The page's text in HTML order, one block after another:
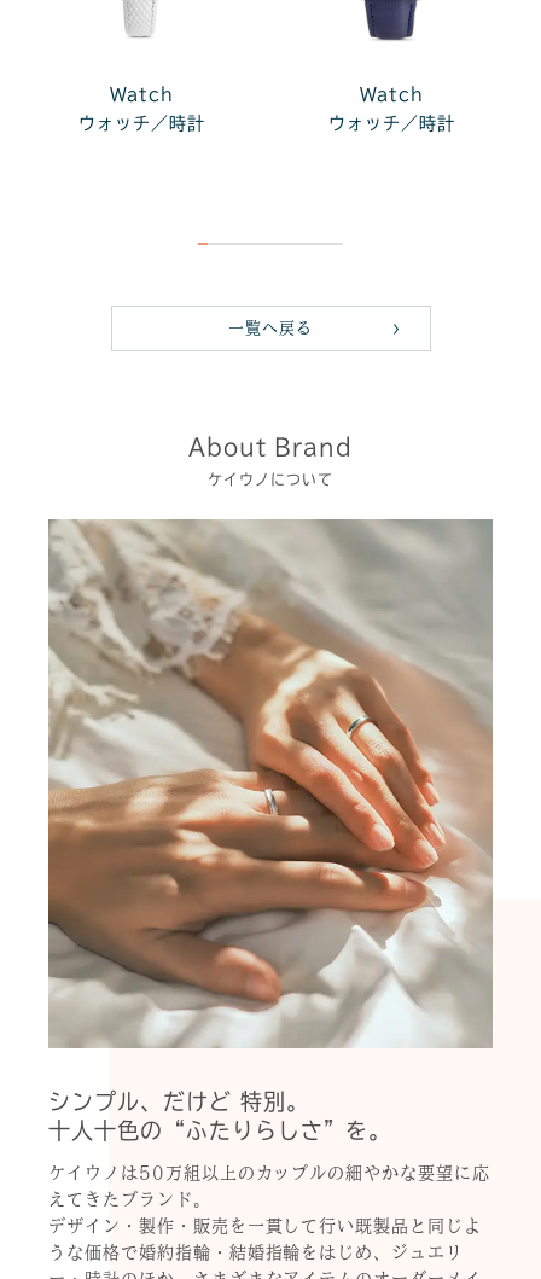
Watch
ウォッチ／時計
Watch
ウォッチ／時計
一覧へ戻る
About Brand
ケイウノについて
シンプル、だけど 特別。
十人十色の“ふたりらしさ”を。
ケイウノは50万組以上のカップルの細やかな要望に応
えてきたブランド。
デザイン・製作・販売を一貫して行い既製品と同じよ
うな価格で婚約指輪・結婚指輪をはじめ、ジュエリ